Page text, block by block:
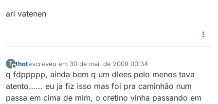
ari vatenen
T
Offline
thotescreveu em 30 de mai. de 2009 00:34
última edição por
q fdppppp, ainda bem q um dlees pelo menos tava
atento…... eu ja fiz isso mas foi pra caminhão num
passa em cima de mim, o cretino vinha passando em